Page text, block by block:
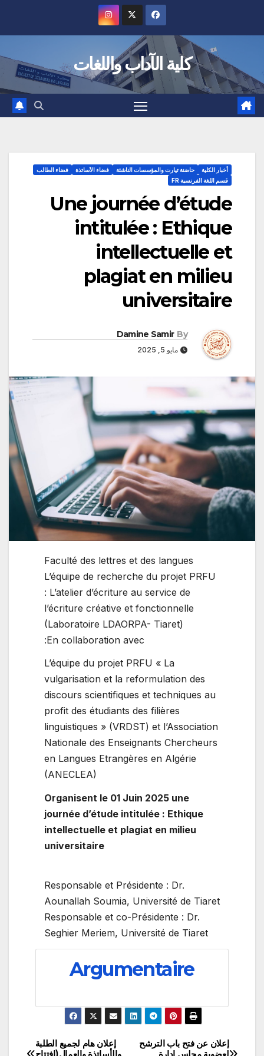
كلية الآداب واللغات
أخبار الكلية حاضنة تيارت والمؤسسات الناشئة فضاء الأساتذة
فضاء الطالب
قسم اللغة الفرنسية FR
Une journée d’étude
intitulée : Ethique
intellectuelle et
plagiat en milieu
universitaire
By
Damine Samir
مايو 5, 2025
Faculté des lettres et des langues
L’équipe de recherche du projet PRFU
: L’atelier d’écriture au service de
l’écriture créative et fonctionnelle
(Laboratoire LDAORPA- Tiaret)
En collaboration avec:
L’équipe du projet PRFU « La
vulgarisation et la reformulation des
discours scientifiques et techniques au
profit des étudiants des filières
linguistiques » (VRDST) et l’Association
Nationale des Enseignants Chercheurs
en Langues Etrangères en Algérie
(ANECLEA)
Organisent le 01 Juin 2025 une
journée d’étude intitulée : Ethique
intellectuelle et plagiat en milieu
universitaire
Responsable et Présidente : Dr.
Aounallah Soumia, Université de Tiaret
Responsable et co-Présidente : Dr.
Seghier Meriem, Université de Tiaret
Argumentaire
تصفّح
إعلان هام لجميع الطلبة
إعلان عن فتح باب الترشح